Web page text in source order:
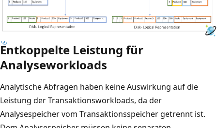
Entkoppelte Leistung für
Analyseworkloads
Analytische Abfragen haben keine Auswirkung auf die
Leistung der Transaktionsworkloads, da der
Analysespeicher vom Transaktionsspeicher getrennt ist.